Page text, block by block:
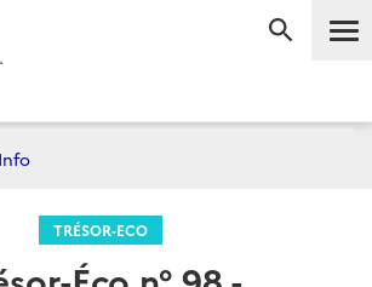
TRÉSOR-ECO